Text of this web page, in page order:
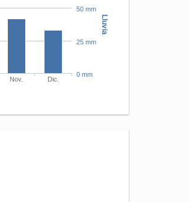
Lluvia
Nov. Dic.
0 mm
25 mm
50 mm